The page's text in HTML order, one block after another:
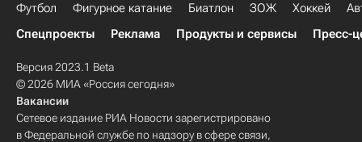
Футбол Фигурное катание Биатлон ЗОЖ Хоккей
Спецпроекты
Реклама Продукты и сервисы Пресс-
Версия 2023.1 Beta
© 2026 МИА «Россия сегодня»
Вакансии
Сетевое издание РИА Новости зарегистрировано
в Федеральной службе по надзору в сфере связи,